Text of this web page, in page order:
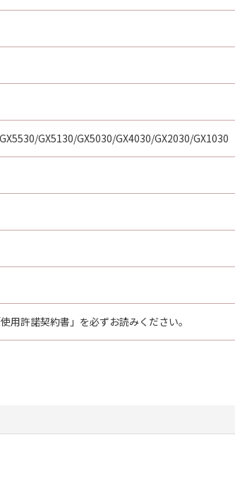
GX5130/GX5030/GX4030/GX2030/GX1030
用許諾契約書」を必ずお読みください。